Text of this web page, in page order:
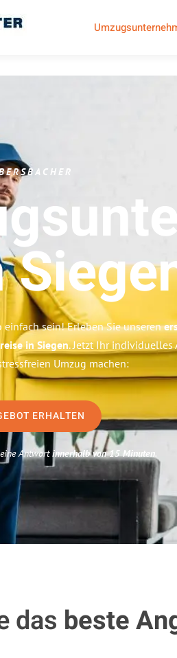
einfach sein! Erleben Sie unseren
in Siegen. Jetzt Ihr
Umzug machen:
ERHALTEN
Antwortinnerhalb von 15 Minuten.
das beste